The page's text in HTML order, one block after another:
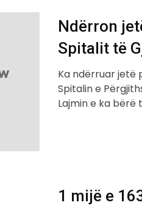
Ndërron
Spitalit të
Ka ndërruar jetë
Spitalin e
Lajmin e ka bërë
1 mijë e